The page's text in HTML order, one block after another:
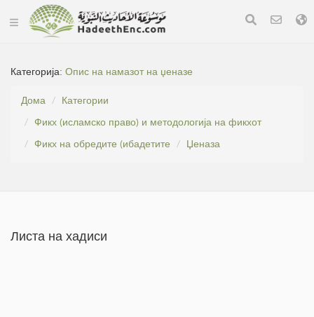
Категорија:Опис на намазот на џеназе
Дома
Категории
Фикх (исламско право) и методологија на фикхот
Фикх на обредите (ибадетите
Џеназа
Листа на хадиси